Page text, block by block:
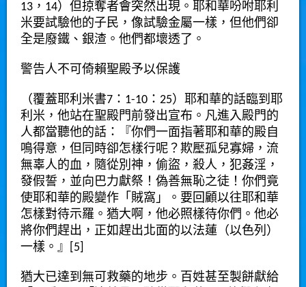
13，14）但掠奪者會突然出現。耶和華吩咐耶利
米要試驗他的子民，像試驗金屬一樣，但他們卻
全是廢鐵、銀渣。他們都壞透了。
警告人不可倚賴聖殿予以保護
（覆蓋耶利米書7：1-10：25）耶和華的話臨到耶
利米，他站在聖殿門前發出宣布。凡進入殿門的
人都當聽他的話：『你們一面指著耶和華的殿自
鳴得意，但同時卻怎樣行呢？欺壓孤兒寡婦，流
無辜人的血，隨從別神，偷盜，殺人，犯姦淫，
發假誓，並向巴力獻祭！偽善無恥之徒！你們竟
使耶和華的殿變作「賊窩」。要回顧以往耶和華
怎樣對待示羅。猶大啊，他必照樣待你們。他必
將你們趕出，正如趕出北面的以法蓮（以色列）
一樣。』[5]
猶大已達到無可救藥的地步。百姓甚至製餅獻給